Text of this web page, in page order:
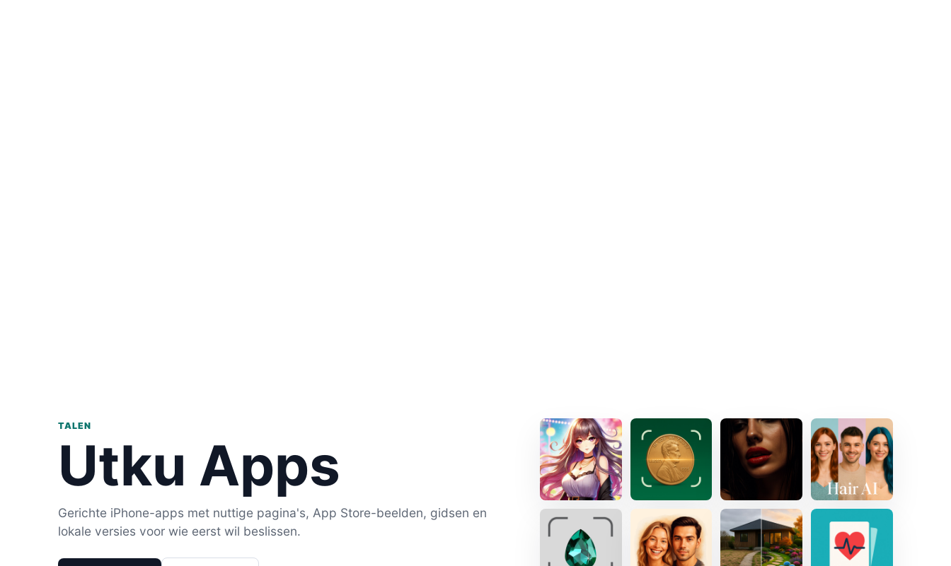
TALEN
Utku Apps
Gerichte iPhone-apps met nuttige pagina's, App Store-beelden, gidsen en
lokale versies voor wie eerst wil beslissen.